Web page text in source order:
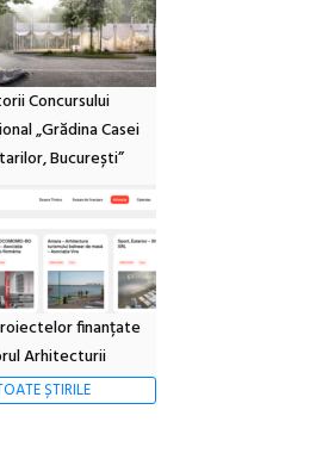
Concursului
„Grădina Casei
București”
finanțate
Arhitecturii
ȘTIRILE